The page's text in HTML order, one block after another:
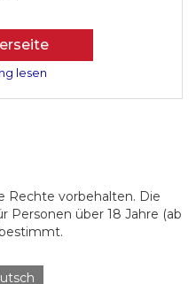
lesen
Rechte vorbehalten. Die
Personen über 18 Jahre (ab